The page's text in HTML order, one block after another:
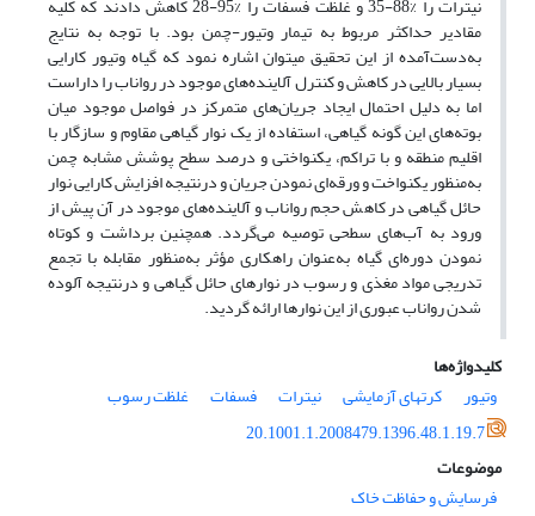
نیترات را %88-35 و غلظت فسفات را %95-28 کاهش دادند که کلیه
مقادیر حداکثر مربوط به تیمار وتیور-چمن بود. با توجه به نتایج
به‌دست‌آمده از این تحقیق می­توان اشاره نمود که گیاه وتیور کارایی
بسیار بالایی در کاهش و کنترل آلاینده‌های موجود در رواناب را داراست
اما به دلیل احتمال ایجاد جریان‌های متمرکز در فواصل موجود میان
بوته‌های این گونه گیاهی، استفاده از یک نوار گیاهی مقاوم و سازگار با
اقلیم منطقه و با تراکم، یکنواختی و درصد سطح پوشش مشابه چمن
به‌منظور یکنواخت و ورقه‌ای نمودن جریان و درنتیجه افزایش کارایی نوار
حائل گیاهی در کاهش حجم رواناب و آلاینده‌های موجود در آن پیش از
ورود به آب‌های سطحی توصیه می‌گردد. همچنین برداشت و کوتاه
نمودن دوره‌ای گیاه به‌عنوان راهکاری مؤثر به‌منظور مقابله با تجمع
تدریجی مواد مغذی و رسوب در نوارهای حائل گیاهی و درنتیجه آلوده
شدن رواناب عبوری از این نوارها ارائه گردید.
کلیدواژه‌ها
وتیور
کرتهای آزمایشی نیترات فسفات
غلظت رسوب
20.1001.1.2008479.1396.48.1.19.7
موضوعات
فرسایش و حفاظت خاک